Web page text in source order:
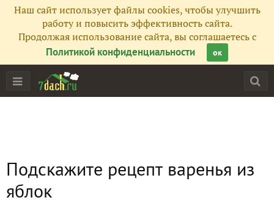
Наш сайт использует файлы cookies, чтобы улучшить
работу и повысить эффективность сайта.
Продолжая использование сайта, вы соглашаетесь с
Политикой конфиденциальности
ок
Подскажите рецепт варенья из
яблок